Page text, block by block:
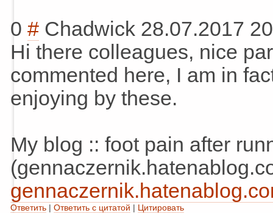
0 # Chadwick 28.07.2017
Hi there colleagues, nice
commented here, I am in
enjoying by these.
My blog :: foot pain after
Ответить | Ответить с цитатой | Цитировать